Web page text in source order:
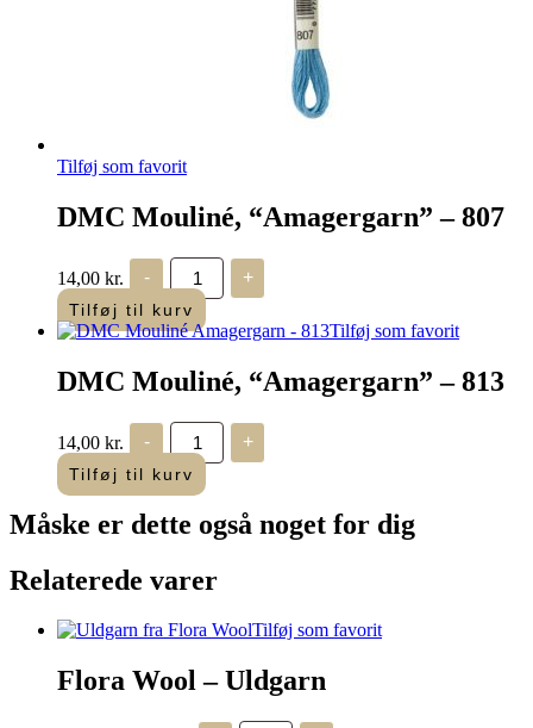
Tilføj som favorit
DMC Mouliné, “Amagergarn” – 807
14,00 kr. -
DMC
Mouliné,
“Amagergarn”
-
807
+
Tilføj til kurv
Tilføj som favorit
DMC Mouliné, “Amagergarn” – 813
14,00 kr. -
DMC
Mouliné,
“Amagergarn”
-
antal
+
Tilføj til kurv
Måske er dette også noget for dig
Relaterede varer
Tilføj som favorit
Flora Wool – Uldgarn